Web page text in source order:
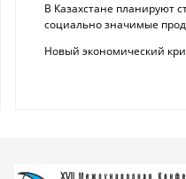
В Казахстане планируют
социально значимые
Новый экономический